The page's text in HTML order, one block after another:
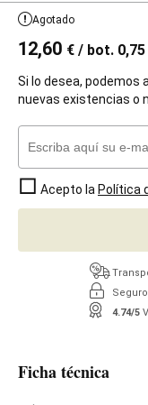
Agotado
12,60 € / bot. 0,75
Si lo desea, podemos
nuevas existencias o
Acepto la Política
4.74/5
Ficha técnica